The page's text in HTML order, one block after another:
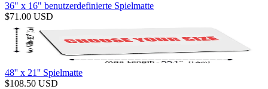
36" x 16" benutzerdefinierte Spielmatte
$71.00 USD
48'' x 21'' Spielmatte
$108.50 USD